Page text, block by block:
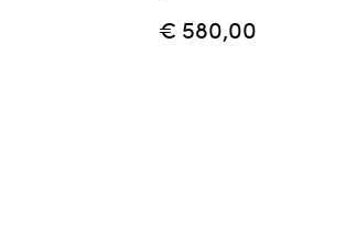
€ 580,00